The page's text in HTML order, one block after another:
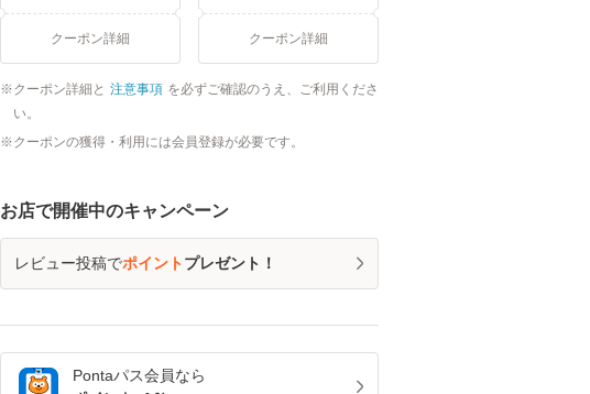
クーポン詳細 クーポン詳細
クーポン詳細と 注意事項 を必ずご確認のうえ、ご利用くださ
い。
クーポンの獲得・利用には会員登録が必要です。
お店で開催中のキャンペーン
レビュー投稿でポイントプレゼント！
Pontaパス会員なら